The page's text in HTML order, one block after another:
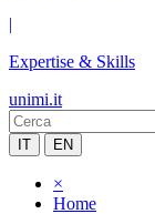
|
Expertise & Skills
unimi.it
IT EN
×
Home